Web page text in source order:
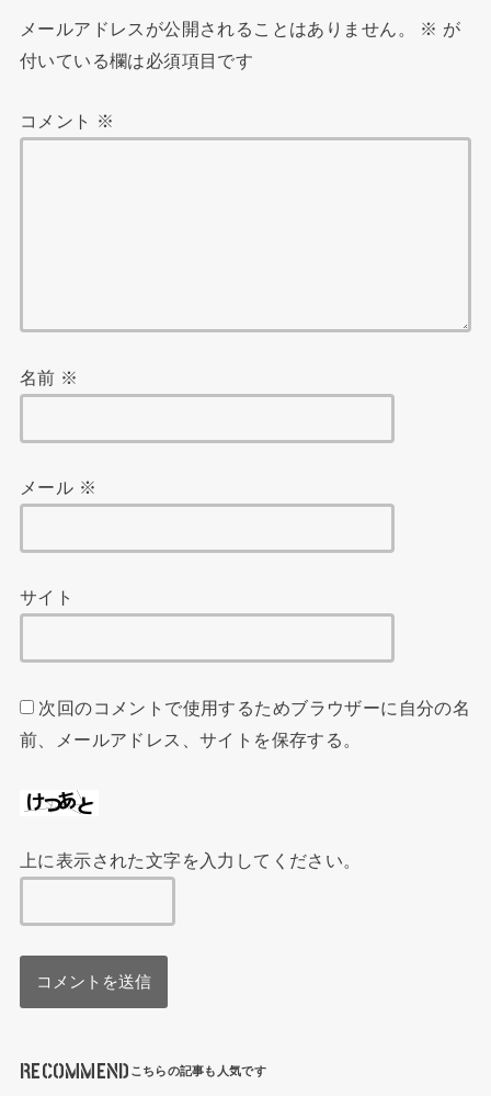
メールアドレスが公開されることはありません。 ※ が
付いている欄は必須項目です
コメント ※
名前 ※
メール ※
サイト
次回のコメントで使用するためブラウザーに自分の名
前、メールアドレス、サイトを保存する。
上に表示された文字を入力してください。
RECOMMEND